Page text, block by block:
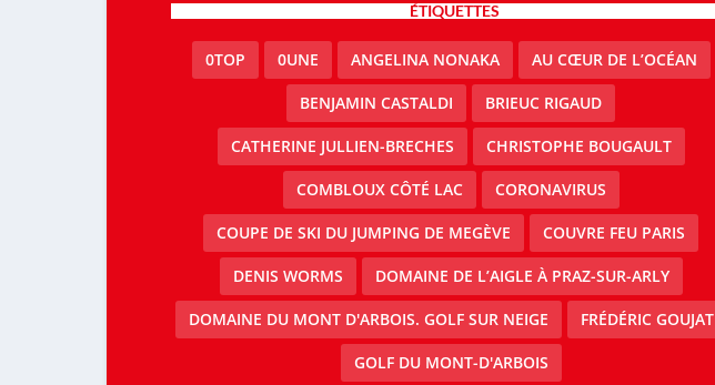
ÉTIQUETTES
0TOP 0UNE ANGELINA NONAKA AU CŒUR DE L’OCÉAN
BENJAMIN CASTALDI BRIEUC RIGAUD
CATHERINE JULLIEN-BRECHES CHRISTOPHE BOUGAULT
COMBLOUX CÔTÉ LAC CORONAVIRUS
COUPE DE SKI DU JUMPING DE MEGÈVE COUVRE FEU PARIS
DENIS WORMS DOMAINE DE L’AIGLE À PRAZ-SUR-ARLY
DOMAINE DU MONT D'ARBOIS. GOLF SUR NEIGE FRÉDÉRIC GOUJAT
GOLF DU MONT-D'ARBOIS